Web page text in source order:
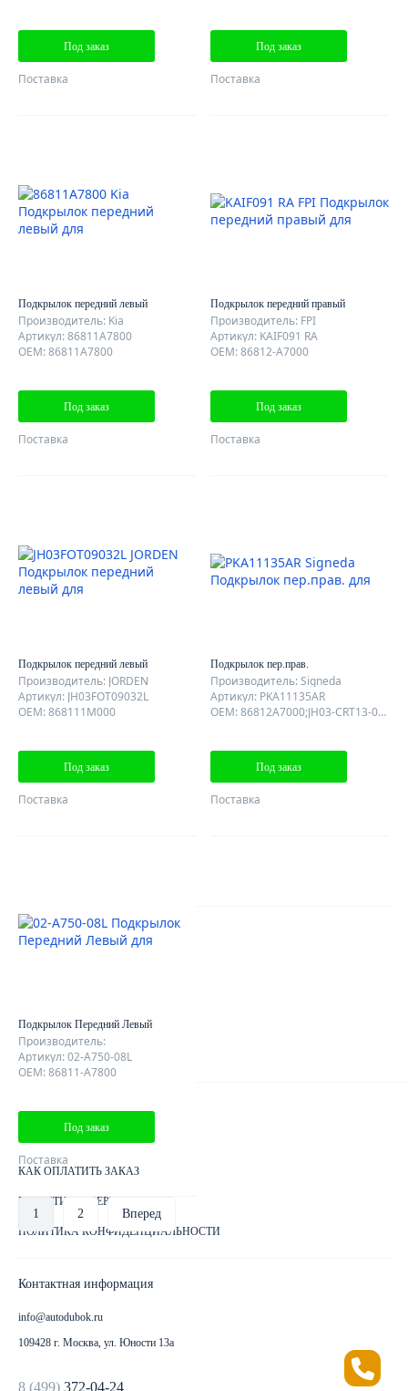
Под заказ
Поставка
Под заказ
Поставка
Подкрылок передний левый
Производитель: Kia
Артикул: 86811A7800
OEM: 86811A7800
Под заказ
Поставка
Подкрылок передний правый
Производитель: FPI
Артикул: KAIF091 RA
OEM: 86812-A7000
Под заказ
Поставка
Подкрылок передний левый
Производитель: JORDEN
Артикул: JH03FOT09032L
OEM: 868111M000
Под заказ
Поставка
Подкрылок пер.прав.
Производитель: Signeda
Артикул: PKA11135AR
OEM: 86812A7000;JH03-CRT13-032R
Под заказ
Поставка
Подкрылок Передний Левый
Производитель:
Артикул: 02-A750-08L
OEM: 86811-A7800
Под заказ
Поставка
1 2 Вперед
AutoDubok
КОНТАКТЫ
КАРТА САЙТА
Клиентам
ДОСТАВКА ЗАКАЗА
КАК ОПЛАТИТЬ ЗАКАЗ
ГАРАНТИИ И СЕРТИФИКАТЫ
ПОЛИТИКА КОНФИДЕНЦИАЛЬНОСТИ
Контактная информация
info@autodubok.ru
109428 г. Москва, ул. Юности 13а
8 (499) 372-04-24